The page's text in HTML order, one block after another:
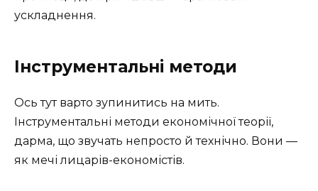
ускладнення.
Інструментальні методи
Ось тут варто зупинитись на мить.
Інструментальні методи економічної теорії,
дарма, що звучать непросто й технічно. Вони —
як мечі лицарів-економістів.